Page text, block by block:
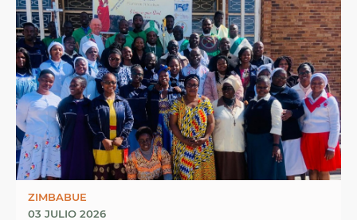
ZIMBABUE
03 JULIO 2026